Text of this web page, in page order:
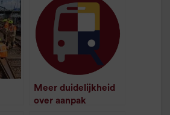
Meer duidelijkheid
over aanpak